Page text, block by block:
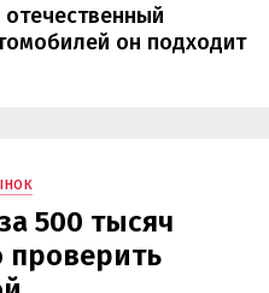
он подходит
500 тысяч
проверить